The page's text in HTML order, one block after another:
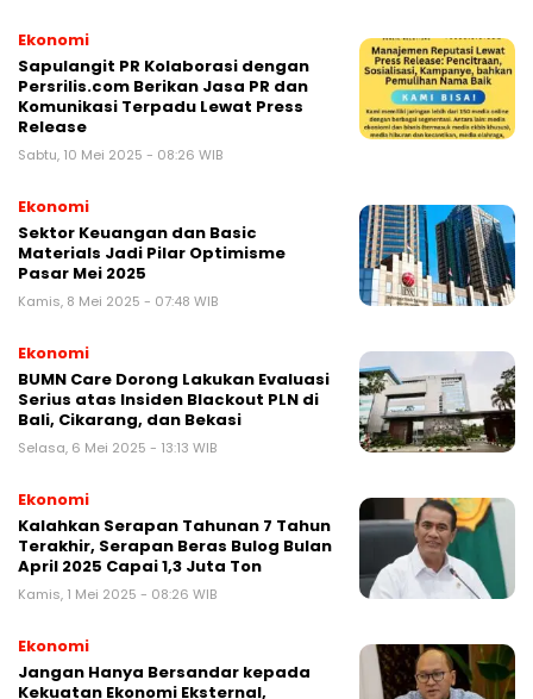
Ekonomi
Sapulangit PR Kolaborasi dengan
Persrilis.com Berikan Jasa PR dan
Komunikasi Terpadu Lewat Press
Release
Sabtu, 10 Mei 2025 - 08:26 WIB
Ekonomi
Sektor Keuangan dan Basic
Materials Jadi Pilar Optimisme
Pasar Mei 2025
Kamis, 8 Mei 2025 - 07:48 WIB
Ekonomi
BUMN Care Dorong Lakukan Evaluasi
Serius atas Insiden Blackout PLN di
Bali, Cikarang, dan Bekasi
Selasa, 6 Mei 2025 - 13:13 WIB
Ekonomi
Kalahkan Serapan Tahunan 7 Tahun
Terakhir, Serapan Beras Bulog Bulan
April 2025 Capai 1,3 Juta Ton
Kamis, 1 Mei 2025 - 08:26 WIB
Ekonomi
Jangan Hanya Bersandar kepada
Kekuatan Ekonomi Eksternal,